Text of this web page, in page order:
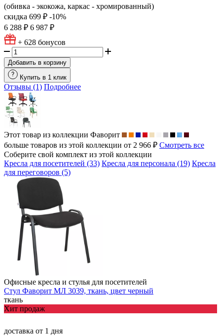
(обивка - экокожа, каркас - хромированный)
скидка 699 ₽ -10%
6 288 ₽ 6 987 ₽
+ 628 бонусов
Добавить в корзину
Купить в 1 клик
Отзывы (1) Подробнее
Этот товар из коллекции Фаворит
больше товаров из этой коллекции от 2 966 ₽ Смотреть все
Соберите свой комплект из этой коллекции
Кресла для посетителей (33) Кресла для персонала (19) Кресла
для переговоров (5)
Офисные кресла и стулья для посетителей
Стул Фаворит МЛ 3039, ткань, цвет черный
ткань
Хит продаж
доставка от 1 дня